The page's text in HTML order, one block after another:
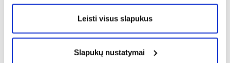
Leisti visus slapukus
Slapukų nustatymai
Atsiliepimai (28) expand_more